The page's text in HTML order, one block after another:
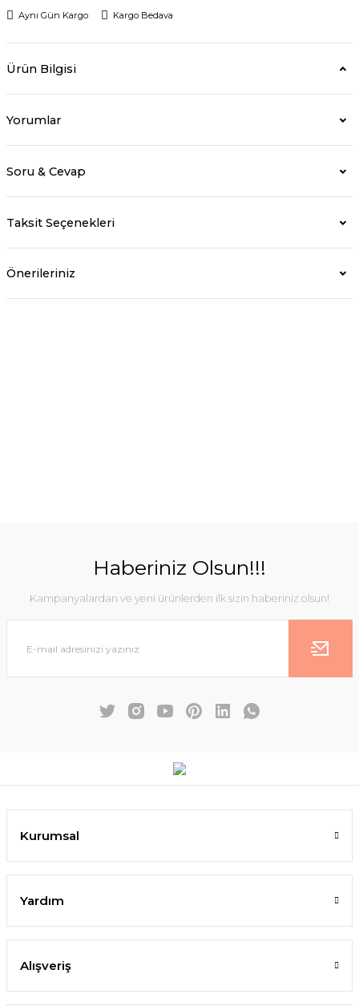
Aynı Gün Kargo Kargo Bedava
Ürün Bilgisi
Yorumlar
Soru & Cevap
Taksit Seçenekleri
Önerileriniz
Haberiniz Olsun!!!
Kampanyalardan ve yeni ürünlerden ilk sizin haberiniz olsun!
Kurumsal
Yardım
Alışveriş